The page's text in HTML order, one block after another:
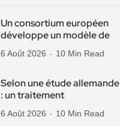
Un consortium européen
développe un modèle de
6 Août 2026 10 Min Read
Selon une étude allemande
: un traitement
6 Août 2026 10 Min Read